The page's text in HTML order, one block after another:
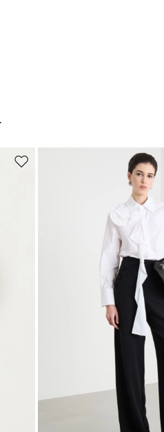
Ajouter vers la liste de souhaits